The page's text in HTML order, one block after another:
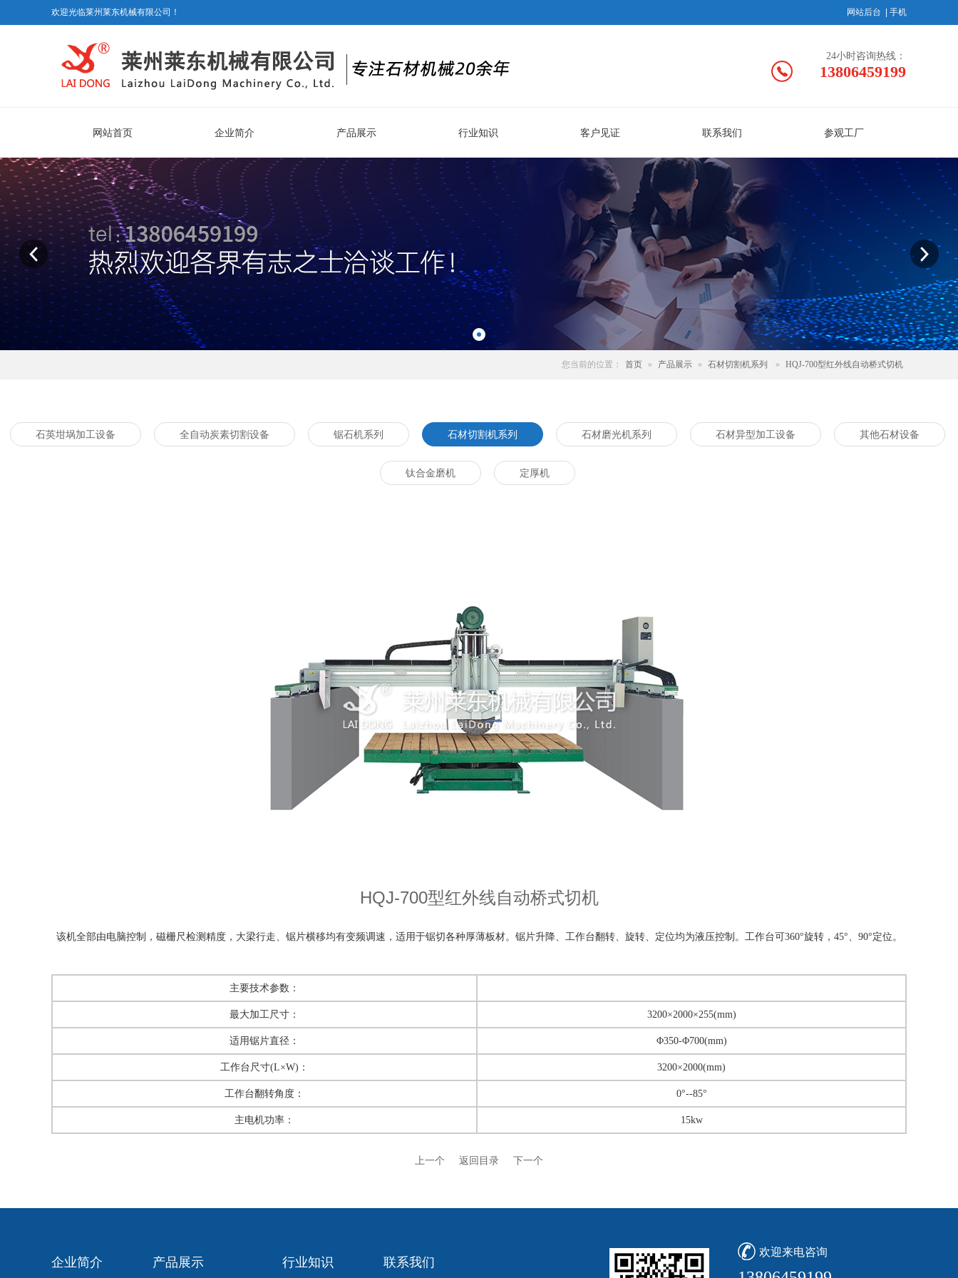
欢迎光临莱州莱东机械有限公司！ 网站后台 手机
24小时咨询热线：
13806459199
网站首页 企业简介 产品展示 行业知识 客户见证 联系我们 参观工厂
您当前的位置： 首页 » 产品展示 » 石材切割机系列 » HQJ-700型红外线自动桥式切机
石英坩埚加工设备 全自动炭素切割设备 锯石机系列 石材切割机系列 石材磨光机系列 石材异型加工设备 其他石材设备
钛合金磨机 定厚机
HQJ-700型红外线自动桥式切机
该机全部由电脑控制，磁栅尺检测精度，大梁行走、锯片横移均有变频调速，适用于锯切各种厚薄板材。锯片升降、工作台翻转、旋转、定位均为液压控制。工作台可360°旋转，45°、90°定位。
主要技术参数：
最大加工尺寸： 3200×2000×255(mm)
适用锯片直径： Φ350-Φ700(mm)
工作台尺寸(L×W)： 3200×2000(mm)
工作台翻转角度： 0°--85°
主电机功率： 15kw
上一个 返回目录 下一个
企业简介 产品展示 行业知识 联系我们
欢迎来电咨询